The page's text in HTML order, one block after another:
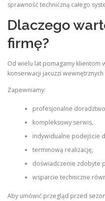
sprawność techniczną całego
Dlaczego
firmę?
Od wielu lat pomagamy klientom
konserwacji jacuzzi
Zapewniamy:
profesjonalne
kompleksowy serwis,
indywidualne podejście
terminową realizację,
doświadczenie zdobyte
wsparcie techniczne
Aby umówić przegląd przed